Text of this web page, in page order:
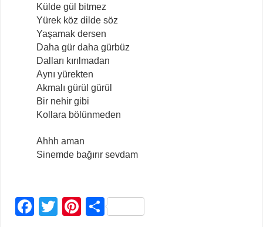
Külde gül bitmez
Yürek köz dilde söz
Yaşamak dersen
Daha gür daha gürbüz
Dalları kırılmadan
Aynı yürekten
Akmalı gürül gürül
Bir nehir gibi
Kollara bölünmeden
Ahhh aman
Sinemde bağırır sevdam
F
T
Pi S